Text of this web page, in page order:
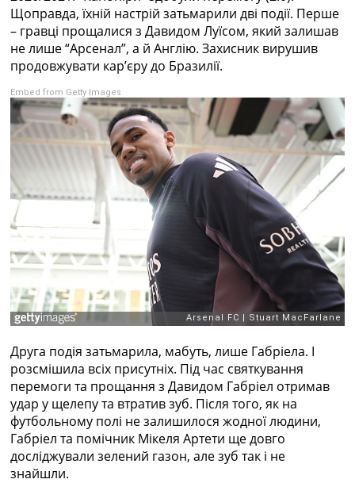
Щоправда, їхній настрій затьмарили дві події. Перше
– гравці прощалися з Давидом Луїсом, який залишав
не лише “Арсенал”, а й Англію. Захисник вирушив
продовжувати кар’єру до Бразилії.
Embed from Getty Images
Друга подія затьмарила, мабуть, лише Габріела. І
розсмішила всіх присутніх. Під час святкування
перемоги та прощання з Давидом Габріел отримав
удар у щелепу та втратив зуб. Після того, як на
футбольному полі не залишилося жодної людини,
Габріел та помічник Мікеля Артети ще довго
досліджували зелений газон, але зуб так і не
знайшли.